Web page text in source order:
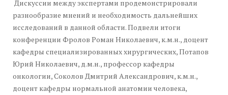
Дискуссии между экспертами продемонстрировали
разнообразие мнений и необходимость дальнейших
исследований в данной области. Подвели итоги
конференции Фролов Роман Николаевич, к.м.н., доцент
кафедры специализированных хирургических, Потапов
Юрий Николаевич, д.м.н., профессор кафедры
онкологии, Соколов Дмитрий Александрович, к.м.н.,
доцент кафедры нормальной анатомии человека,